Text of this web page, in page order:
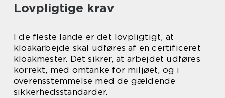
Lovpligtige krav
I de fleste lande er det lovpligtigt, at
kloakarbejde skal udføres af en certificeret
kloakmester. Det sikrer, at arbejdet udføres
korrekt, med omtanke for miljøet, og i
overensstemmelse med de gældende
sikkerhedsstandarder.